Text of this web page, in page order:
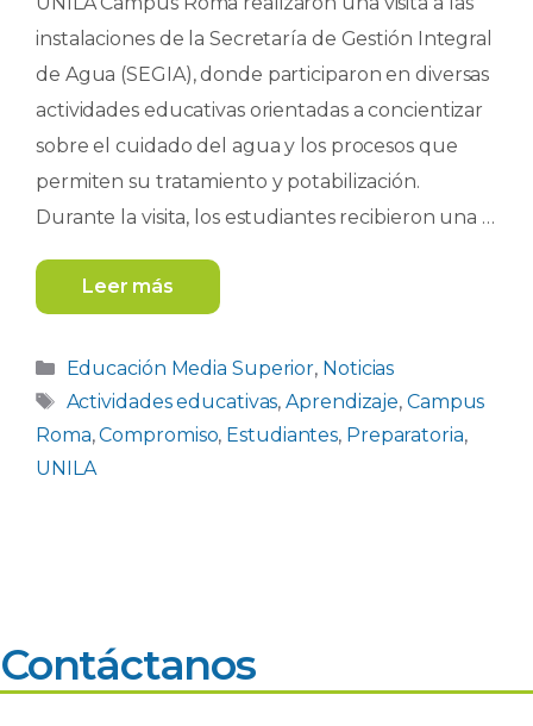
instalaciones de la Secretaría de Gestión Integral
de Agua (SEGIA), donde participaron en diversas
actividades educativas orientadas a concientizar
sobre el cuidado del agua y los procesos que
permiten su tratamiento y potabilización.
Durante la visita, los estudiantes recibieron una …
Leer más
Categorías
Educación Media Superior, Noticias
Etiquetas
Actividades educativas,Aprendizaje, Campus
Roma,Compromiso, Estudiantes, Preparatoria,
UNILA
Contáctanos